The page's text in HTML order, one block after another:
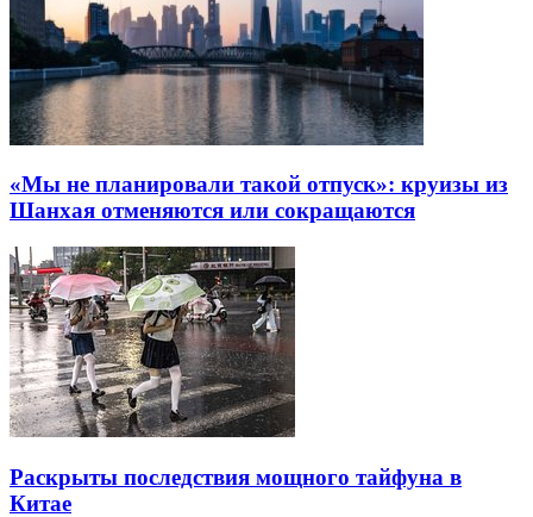
«Мы не планировали такой отпуск»: круизы из
Шанхая отменяются или сокращаются
Раскрыты последствия мощного тайфуна в
Китае